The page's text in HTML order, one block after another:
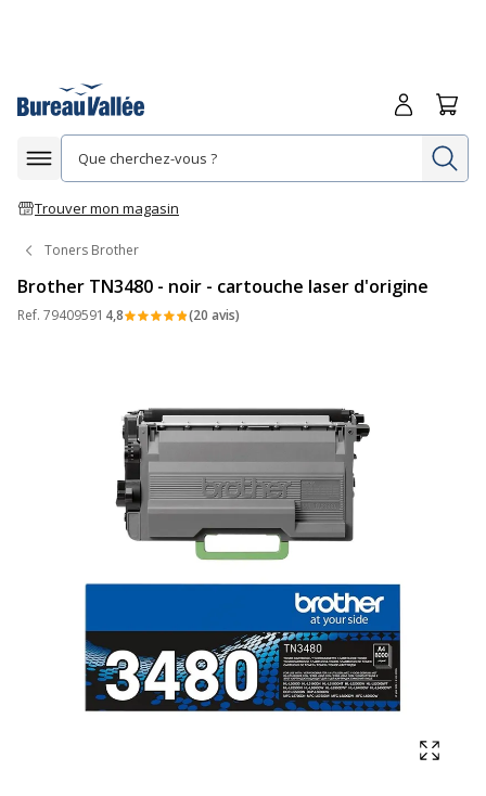
Afficher la navigation
Trouver mon magasin
Me
Toners Brother
Brother TN3480 - noir - cartouche laser d'origine
Ref. 79409591 4,8 (20 avis)